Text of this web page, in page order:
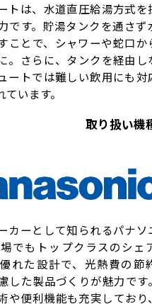
トは、水道直圧給湯方式を
です。貯湯タンクを通さず
ことで、シャワーや蛇口か
。さらに、タンクを経由し
ートでは難しい飲用にも対
います。
取り扱い機
カーとして知られるパナソ
でもトップクラスのシェ
れた設計で、光熱費の節
した製品づくりが魅力です
や便利機能も充実しており